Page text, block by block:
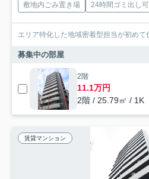
敷地内ごみ置き場
24時間ゴミ出し可
エリア特化した地域密着型担当が初めて
募集中の部屋
2階
11.1万円
2階 / 25.79㎡ / 1K
賃貸マンション